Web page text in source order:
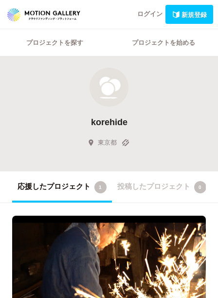
ログイン 新規登録
プロジェクトを探す プロジェクトを始める
korehide
東京都
応援したプロジェクト 1 投稿したプロジェクト 0